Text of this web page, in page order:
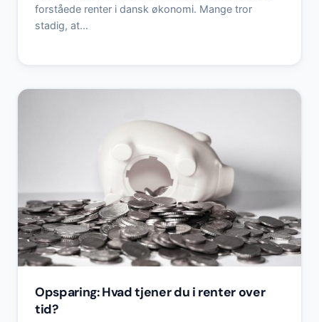
forståede renter i dansk økonomi. Mange tror
stadig, at…
Opsparing: Hvad tjener du i renter over
tid?